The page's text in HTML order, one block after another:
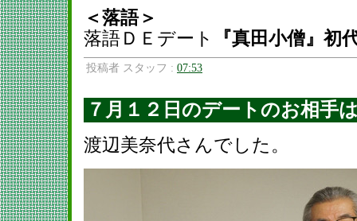
＜落語＞
落語ＤＥデート
『真田小僧』
投稿者 スタッフ : 07:53
７月１２日のデートのお相手
渡辺美奈代さんでした。